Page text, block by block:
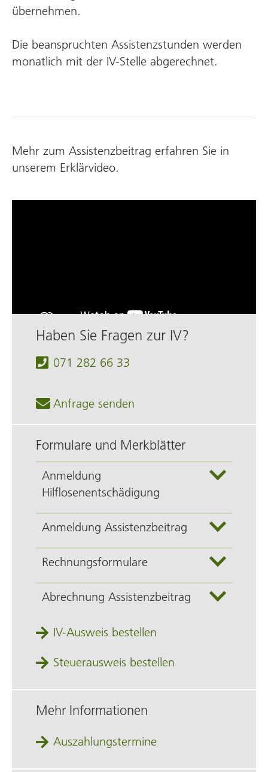
übernehmen.
Die beanspruchten Assistenz­stunden werden
monatlich mit der IV-Stelle abgerechnet.
Mehr zum Assistenzbeitrag erfahren Sie in
unserem Erklärvideo.
Haben Sie Fragen zur IV?
071 282 66 33
Anfrage senden
Formulare und Merkblätter
Anmeldung
Hilflosenentschädigung
Anmeldung Assistenzbeitrag
Rechnungsformulare
Abrechnung Assistenzbeitrag
IV-Ausweis bestellen
Steuerausweis bestellen
Mehr Informationen
Auszahlungstermine